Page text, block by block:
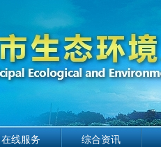
在线服务 综合资讯